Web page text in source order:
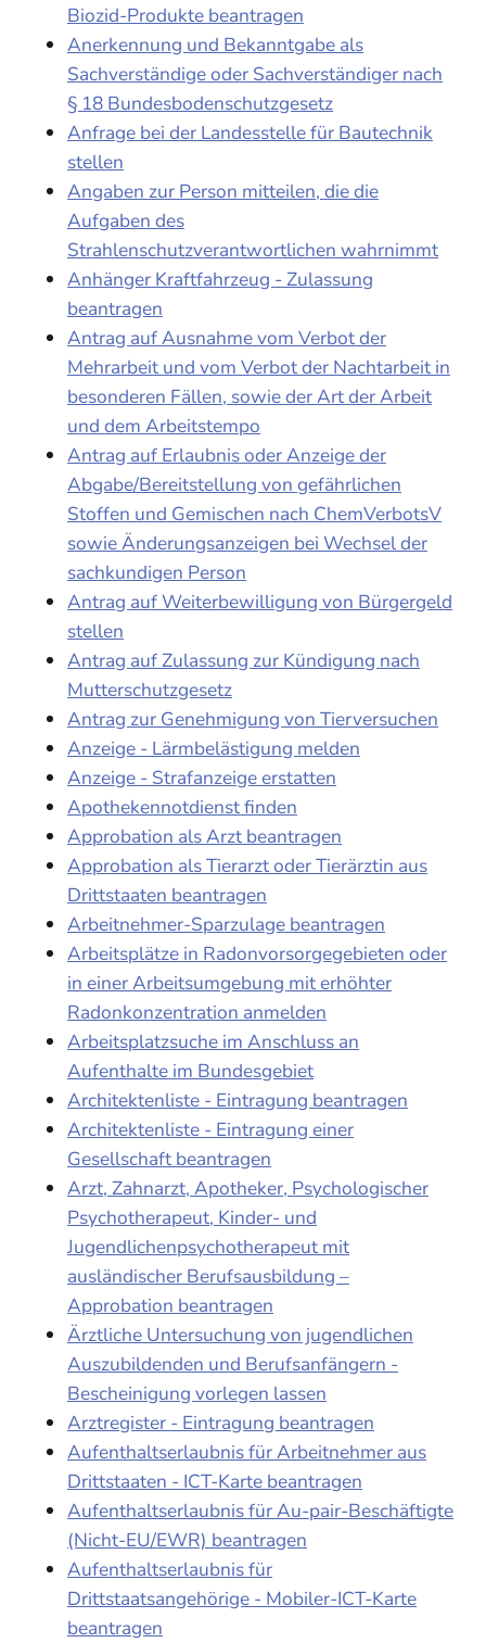
Biozid-Produkte beantragen
Anerkennung und Bekanntgabe als
Sachverständige oder Sachverständiger nach
§ 18 Bundesbodenschutzgesetz
Anfrage bei der Landesstelle für Bautechnik
stellen
Angaben zur Person mitteilen, die die
Aufgaben des
Strahlenschutzverantwortlichen wahrnimmt
Anhänger Kraftfahrzeug - Zulassung
beantragen
Antrag auf Ausnahme vom Verbot der
Mehrarbeit und vom Verbot der Nachtarbeit in
besonderen Fällen, sowie der Art der Arbeit
und dem Arbeitstempo
Antrag auf Erlaubnis oder Anzeige der
Abgabe/Bereitstellung von gefährlichen
Stoffen und Gemischen nach ChemVerbotsV
sowie Änderungsanzeigen bei Wechsel der
sachkundigen Person
Antrag auf Weiterbewilligung von Bürgergeld
stellen
Antrag auf Zulassung zur Kündigung nach
Mutterschutzgesetz
Antrag zur Genehmigung von Tierversuchen
Anzeige - Lärmbelästigung melden
Anzeige - Strafanzeige erstatten
Apothekennotdienst finden
Approbation als Arzt beantragen
Approbation als Tierarzt oder Tierärztin aus
Drittstaaten beantragen
Arbeitnehmer-Sparzulage beantragen
Arbeitsplätze in Radonvorsorgegebieten oder
in einer Arbeitsumgebung mit erhöhter
Radonkonzentration anmelden
Arbeitsplatzsuche im Anschluss an
Aufenthalte im Bundesgebiet
Architektenliste - Eintragung beantragen
Architektenliste - Eintragung einer
Gesellschaft beantragen
Arzt, Zahnarzt, Apotheker, Psychologischer
Psychotherapeut, Kinder- und
Jugendlichenpsychotherapeut mit
ausländischer Berufsausbildung –
Approbation beantragen
Ärztliche Untersuchung von jugendlichen
Auszubildenden und Berufsanfängern -
Bescheinigung vorlegen lassen
Arztregister - Eintragung beantragen
Aufenthaltserlaubnis für Arbeitnehmer aus
Drittstaaten - ICT-Karte beantragen
Aufenthaltserlaubnis für Au-pair-Beschäftigte
(Nicht-EU/EWR) beantragen
Aufenthaltserlaubnis für
Drittstaatsangehörige - Mobiler-ICT-Karte
beantragen